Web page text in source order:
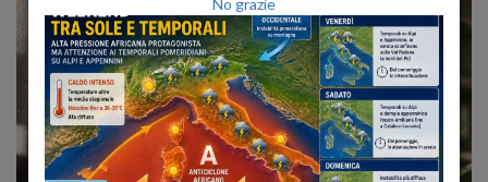
No grazie